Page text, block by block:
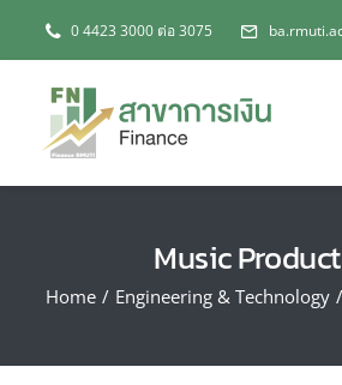
content
0 4423 3000 ต่อ 3075
เกี่ยวกับสาขา
Music
Home / Engineering & Technology /